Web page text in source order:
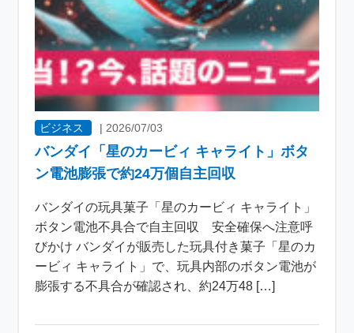
ビジネス | 2026/07/03
バンダイ「星のカービィ キャライト」ボタ
ン電池膨張で約24万個自主回収
バンダイの玩具菓子「星のカービィ キャライト」
ボタン電池不具合で自主回収 安全確保へ注意呼
びかけ バンダイが販売した玩具付き菓子「星のカ
ービィ キャライト」で、玩具内部のボタン電池が
膨張する不具合が確認され、約24万48 […]